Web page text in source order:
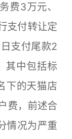
费3万元、
支付转让定
支付尾款2
其中包括标
下的天猫店
费，前述合
情况为严重